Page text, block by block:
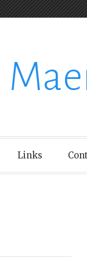
Links